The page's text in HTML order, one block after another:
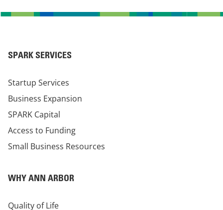
SPARK SERVICES
Startup Services
Business Expansion
SPARK Capital
Access to Funding
Small Business Resources
WHY ANN ARBOR
Quality of Life